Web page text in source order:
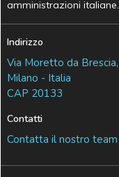
amministrazioni italiane.
Indirizzo
Via Moretto da
Milano - Italia
CAP 20133
Contatti
Contatta il nostro